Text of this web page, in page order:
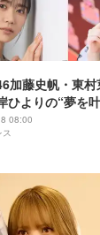
加藤史帆・東
ひよりの“夢を
08:00